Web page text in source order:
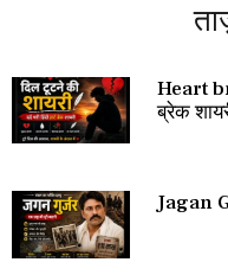
Heart
ब्रेक
Jagan